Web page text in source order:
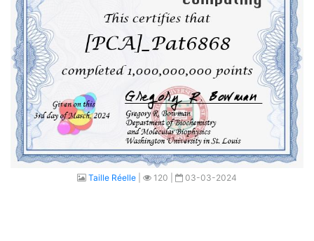
Taille Réelle 120 | 03-03-2024